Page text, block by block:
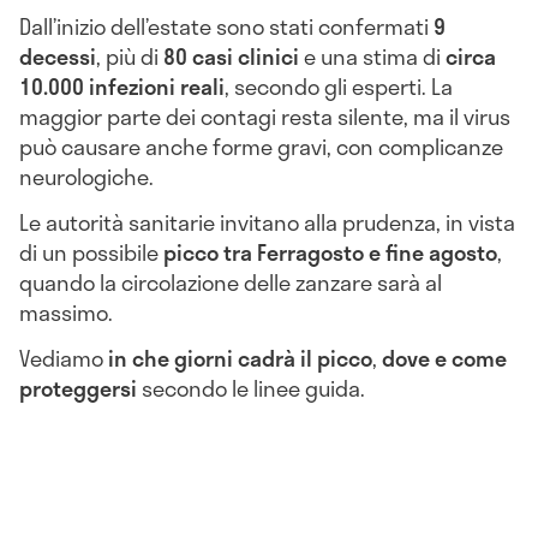
Dall’inizio dell’estate sono stati confermati 9
decessi, più di 80 casi clinicie una stima dicirca
10.000 infezioni reali, secondo gli esperti. La
maggior parte dei contagi resta silente, ma il virus
può causare anche forme gravi, con complicanze
neurologiche.
Le autorità sanitarie invitano alla prudenza, in vista
di un possibilepicco tra Ferragosto e fine agosto,
quando la circolazione delle zanzare sarà al
massimo.
Vediamoin che giorni cadrà il picco,dove e come
proteggersi secondo le linee guida.